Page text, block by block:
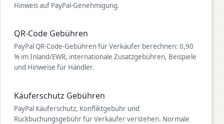
Hinweis auf PayPal-Genehmigung.
QR-Code Gebühren
PayPal QR-Code-Gebühren für Verkäufer berechnen: 0,90
% im Inland/EWR, internationale Zusatzgebühren, Beispiele
und Hinweise für Händler.
Käuferschutz Gebühren
PayPal Käuferschutz, Konfliktgebühr und
Rückbuchungsgebühr für Verkäufer verstehen. Normale